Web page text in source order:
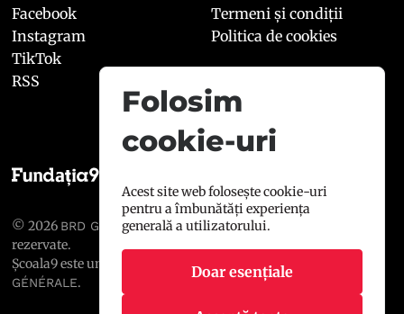
Facebook
Instagram
TikTok
RSS
Termeni și condiții
Politica de cookies
© 2026 BRD GROUPE SOCIÉTÉ GÉNÉRALE
rezervate.
Școala9 este un proiect susținut de
BRD GROUPE SOCIÉTÉ
GÉNÉRALE.
Folosim
cookie-uri
Acest site web folosește cookie-uri
pentru a îmbunătăți experiența
generală a utilizatorului.
Doar esențiale